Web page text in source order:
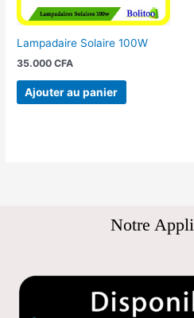
Lampadaire Solaire 100W
35.000CFA
Ajouter au panier
Notre